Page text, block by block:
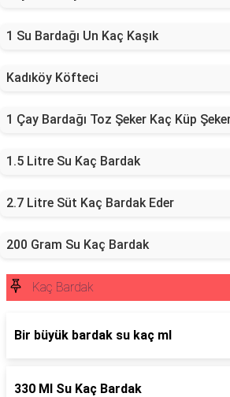
1 Su Bardağı Un Kaç Kaşık
Kadıköy Köfteci
1 Çay Bardağı Toz Şeker Kaç Küp
1.5 Litre Su Kaç Bardak
2.7 Litre Süt Kaç Bardak Eder
200 Gram Su Kaç Bardak
Kaç Bardak
Bir büyük bardak su kaç ml
330 Ml Su Kaç Bardak